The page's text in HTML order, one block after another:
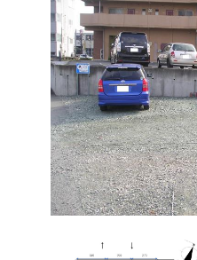
解約
車
ご契約中の駐車